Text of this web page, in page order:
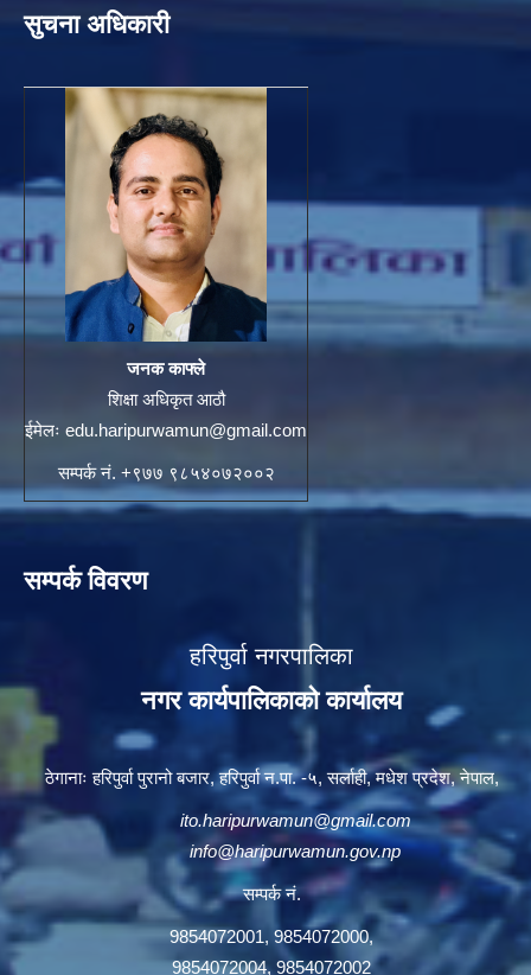
सुचना अधिकारी
जनक काफ्ले
शिक्षा अधिकृत आठौ
ईमेलः edu.haripurwamun@gmail.com
सम्पर्क नं. +९७७ ९८५४०७२००२
सम्पर्क विवरण
हरिपुर्वा नगरपालिका
नगर कार्यपालिकाको कार्यालय
ठेगानाः हरिपुर्वा पुरानो बजार, हरिपुर्वा न.पा. -५, सर्लाही, मधेश प्रदेश, नेपाल,
ito.haripurwamun@gmail.com
info@haripurwamun.gov.np
सम्पर्क नं.
9854072001, 9854072000,
9854072004, 9854072002